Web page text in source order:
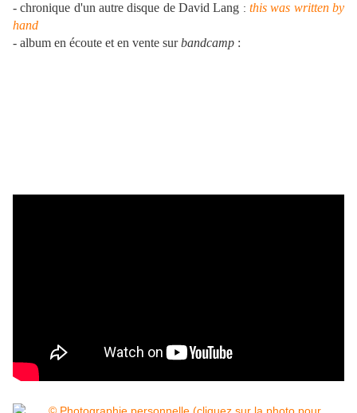
- chronique d'un autre disque de David Lang :this was written by
hand
- album en écoute et en vente surbandcamp :